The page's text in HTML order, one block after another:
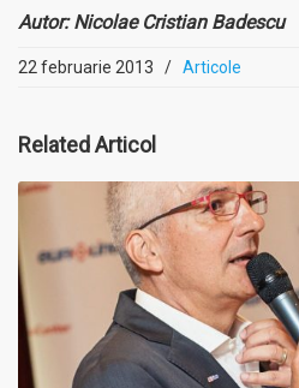
Autor: Nicolae Cristian Badescu
22 februarie 2013 / Articole
RelatedArticol
MAI MULT